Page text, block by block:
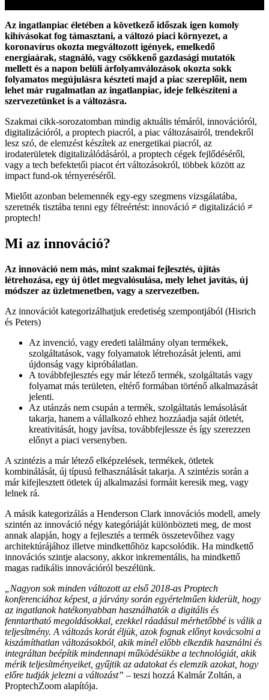
Az ingatlanpiac életében a következő időszak igen komoly
kihívásokat fog támasztani, a változó piaci környezet, a
koronavírus okozta megváltozott igények, emelkedő
energiaárak, stagnáló, vagy csökkenő gazdasági mutatók
mellett és a napon belüli árfolyamválozások okozta sokk
folyamatos megújulásra készteti majd a piac szereplőit, nem
lehet már rugalmatlan az ingatlanpiac, ideje felkészíteni a
szervezetünket is a változásra.
Szakmai cikk-sorozatomban mindig aktuális témáról, innovációról,
digitalizációról, a proptech piacról, a piac változásairól, trendekről
lesz szó, de elemzést készítek az energetikai piacról, az
irodaterületek digitalizálódásáról, a proptech cégek fejlődéséről,
vagy a tech befektetői piacot ért változásokról, többek között az
impact fund-ok térnyeréséről.
Mielőtt azonban belemennék egy-egy szegmens vizsgálatába,
szeretnék tisztába tenni egy félreértést: innováció ≠ digitalizáció ≠
proptech!
Mi az innováció?
Az innováció nem más, mint szakmai fejlesztés, újítás
létrehozása, egy új ötlet megvalósulása, mely lehet javítás, új
módszer az üzletmenetben, vagy a szervezetben.
Az innovációt kategorizálhatjuk eredetiség szempontjából (Hisrich
és Peters)
Az invenció, vagy eredeti találmány olyan termékek,
szolgáltatások, vagy folyamatok létrehozását jelenti, ami
újdonság vagy kipróbálatlan.
A továbbfejlesztés egy már létező termék, szolgáltatás vagy
folyamat más területen, eltérő formában történő alkalmazását
jelenti.
Az utánzás nem csupán a termék, szolgáltatás lemásolását
takarja, hanem a vállalkozó ehhez hozzáadja saját ötletét,
kreativitását, hogy javítsa, továbbfejlessze és így szerezzen
előnyt a piaci versenyben.
A szintézis a már létező elképzelések, termékek, ötletek
kombinálását, új típusú felhasználását takarja. A szintézis során a
már kifejlesztett ötletek új alkalmazási formáit keresik meg, vagy
lelnek rá.
A másik kategorizálás a Henderson Clark innovációs modell, amely
szintén az innováció négy kategóriáját különbözteti meg, de most
annak alapján, hogy a fejlesztés a termék összetevőihez vagy
architektúrájához illetve mindkettőhöz kapcsolódik. Ha mindkettő
innovációs szintje alacsony, akkor inkrementális, ha mindkettő
magas radikális innovációról beszélünk.
„Nagyon sok minden változott az első 2018-as Proptech
konferenciához képest, a járvány során egyértelműen kiderült, hogy
az ingatlanok hatékonyabban használhatók a digitális és
fenntartható megoldásokkal, ezekkel ráadásul mérhetőbbé is válik a
teljesítmény. A változás korát éljük, azok fognak előnyt kovácsolni a
kiszámíthatlan változásokból, akik minél előbb elkezdik használni és
integráltan beépítik mindennapi működésükbe a technológiát, akik
mérik teljesítményeiket, gyűjtik az adatokat és elemzik azokat, hogy
előre tudják jelezni a változást” – teszi hozzá Kalmár Zoltán, a
ProptechZoom alapítója.